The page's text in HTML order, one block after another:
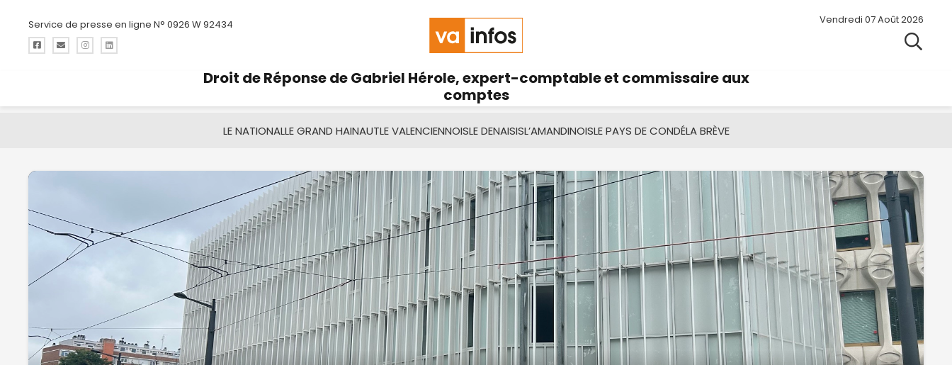
Service de presse en ligne N° 0926 W 92434 Vendredi 07 Août 2026
Droit de Réponse de Gabriel Hérole, expert-comptable et commissaire aux
comptes
LE NATIONALLE GRAND HAINAUTLE VALENCIENNOISLE DENAISISL’AMANDINOISLE PAYS DE CONDÉLA BRÈVE